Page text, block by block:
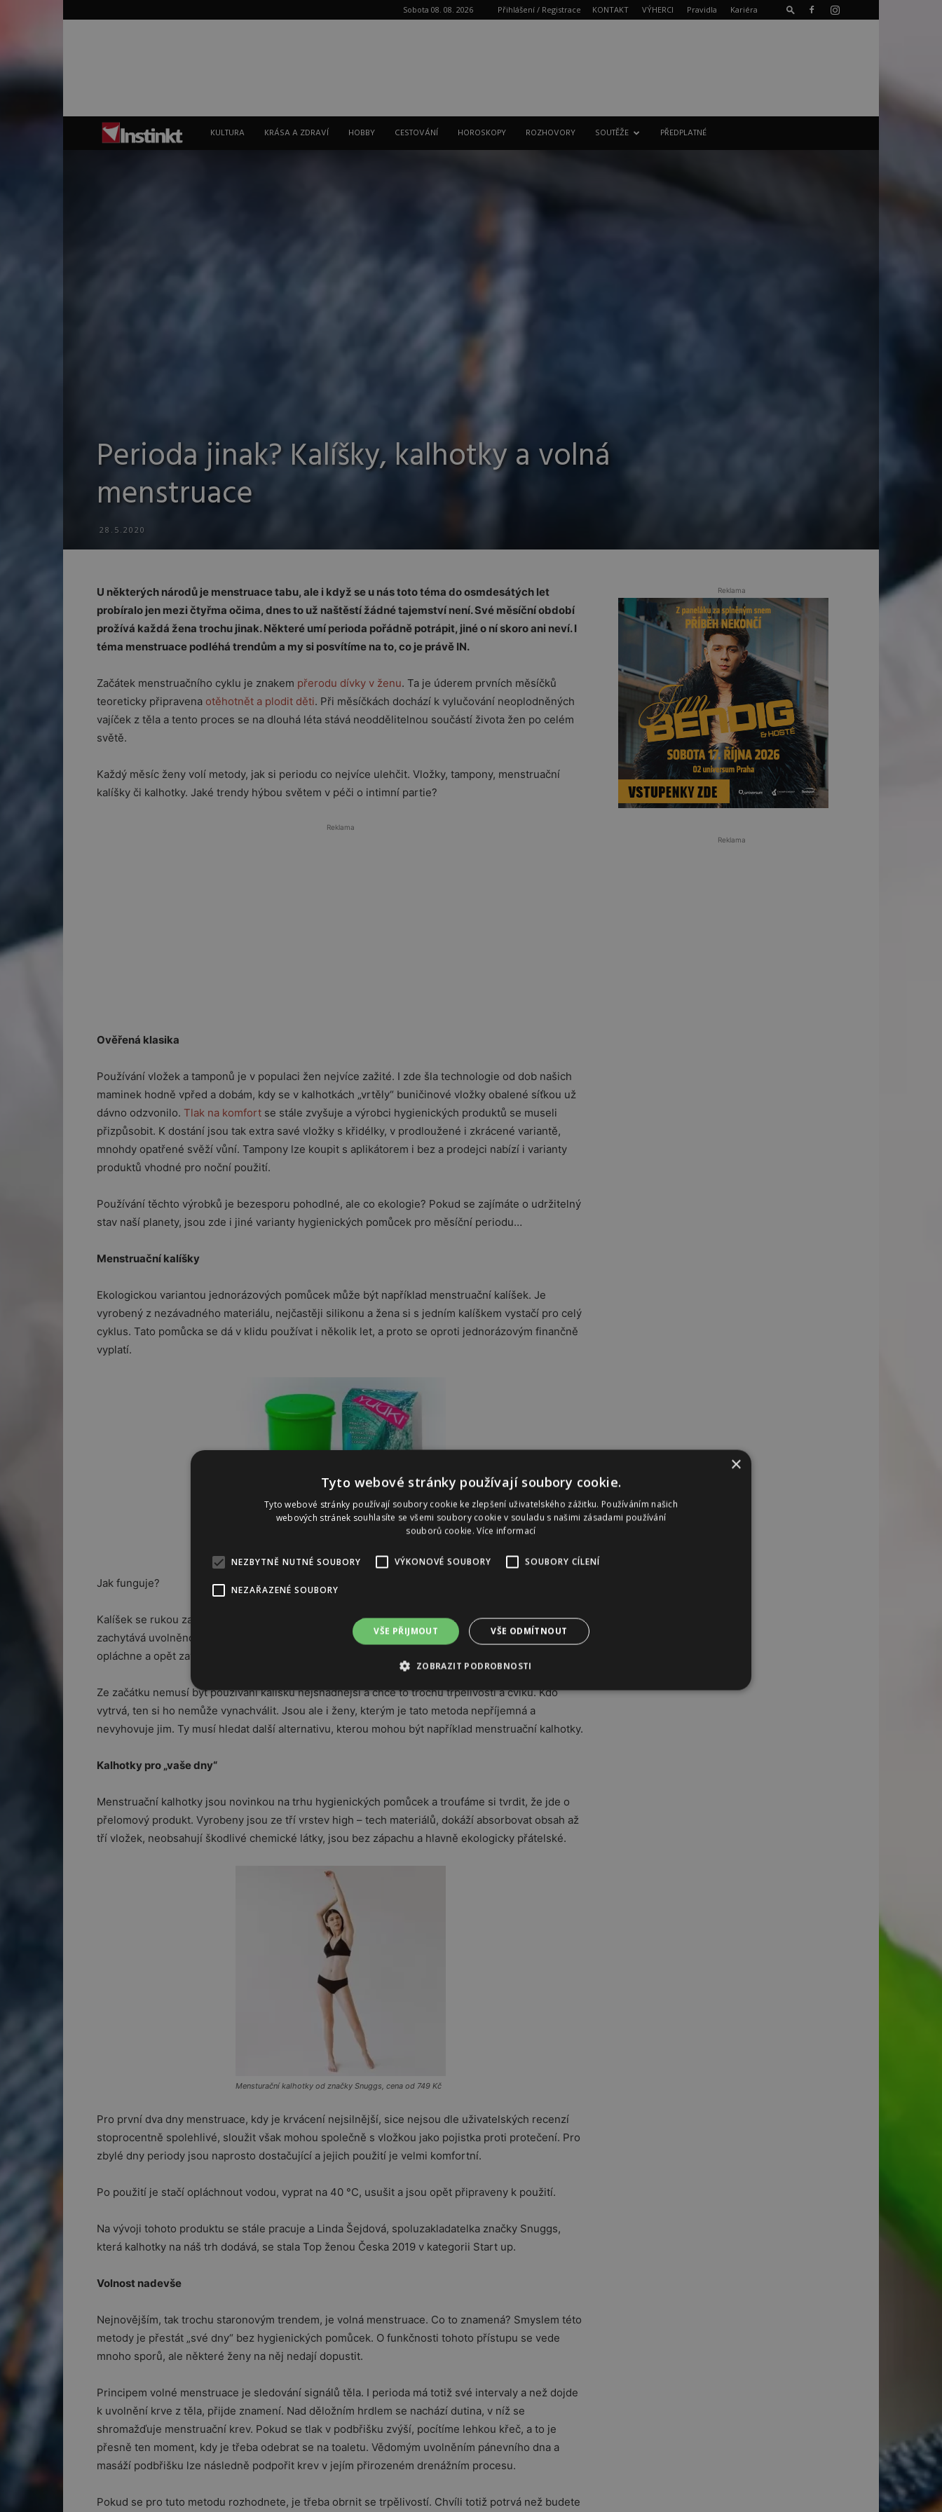
Sobota 08. 08. 2026 Přihlášení / Registrace KONTAKT VÝHERCI Pravidla Kariéra
Instinkt
KULTURA KRÁSA A ZDRAVÍ HOBBY CESTOVÁNÍ HOROSKOPY ROZHOVORY SOUTĚŽE PŘEDPLATNÉ
Perioda jinak? Kalíšky, kalhotky a volná
menstruace
28.5.2020
U některých národů je menstruace tabu, ale i když se u nás toto téma do osmdesátých let
probíralo jen mezi čtyřma očima, dnes to už naštěstí žádné tajemství není. Své měsíční období
prožívá každá žena trochu jinak. Některé umí perioda pořádně potrápit, jiné o ní skoro ani neví. I
téma menstruace podléhá trendům a my si posvítíme na to, co je právě IN.
Začátek menstruačního cyklu je znakem přerodu dívky v ženu. Ta je úderem prvních měsíčků
teoreticky připravena otěhotnět a plodit děti. Při měsíčkách dochází k vylučování neoplodněných
vajíček z těla a tento proces se na dlouhá léta stává neoddělitelnou součástí života žen po celém
světě.
Každý měsíc ženy volí metody, jak si periodu co nejvíce ulehčit. Vložky, tampony, menstruační
kalíšky či kalhotky. Jaké trendy hýbou světem v péči o intimní partie?
Reklama
Ověřená klasika
Používání vložek a tamponů je v populaci žen nejvíce zažité. I zde šla technologie od dob našich
maminek hodně vpřed a dobám, kdy se v kalhotkách „vrtěly“ buničinové vložky obalené síťkou už
dávno odzvonilo. Tlak na komfort se stále zvyšuje a výrobci hygienických produktů se museli
přizpůsobit. K dostání jsou tak extra savé vložky s křidélky, v prodloužené i zkrácené variantě,
mnohdy opatřené svěží vůní. Tampony lze koupit s aplikátorem i bez a prodejci nabízí i varianty
produktů vhodné pro noční použití.
Používání těchto výrobků je bezesporu pohodlné, ale co ekologie? Pokud se zajímáte o udržitelný
stav naší planety, jsou zde i jiné varianty hygienických pomůcek pro měsíční periodu…
Menstruační kalíšky
Ekologickou variantou jednorázových pomůcek může být například menstruační kalíšek. Je
vyrobený z nezávadného materiálu, nejčastěji silikonu a žena si s jedním kalíškem vystačí pro celý
cyklus. Tato pomůcka se dá v klidu používat i několik let, a proto se oproti jednorázovým finančně
vyplatí.
Jak funguje?
Kalíšek se rukou zavádí do pochvy, kde se na principu podtlaku přisaje na okolní sliznice a
zachytává uvolněnou krev. Po určitém čase se za pomoci stopky, kterou má v dolní části, vyjme,
opláchne a opět zavede.
Ze začátku nemusí být používání kalíšku nejsnadnější a chce to trochu trpělivosti a cviku. Kdo
vytrvá, ten si ho nemůže vynachválit. Jsou ale i ženy, kterým je tato metoda nepříjemná a
nevyhovuje jim. Ty musí hledat další alternativu, kterou mohou být například menstruační kalhotky.
Kalhotky pro „vaše dny“
Menstruační kalhotky jsou novinkou na trhu hygienických pomůcek a troufáme si tvrdit, že jde o
přelomový produkt. Vyrobeny jsou ze tří vrstev high – tech materiálů, dokáží absorbovat obsah až
tří vložek, neobsahují škodlivé chemické látky, jsou bez zápachu a hlavně ekologicky přátelské.
Mensturační kalhotky od značky Snuggs, cena od 749 Kč
Pro první dva dny menstruace, kdy je krvácení nejsilnější, sice nejsou dle uživatelských recenzí
stoprocentně spolehlivé, sloužit však mohou společně s vložkou jako pojistka proti protečení. Pro
zbylé dny periody jsou naprosto dostačující a jejich použití je velmi komfortní.
Po použití je stačí opláchnout vodou, vyprat na 40 °C, usušit a jsou opět připraveny k použití.
Na vývoji tohoto produktu se stále pracuje a Linda Šejdová, spoluzakladatelka značky Snuggs,
která kalhotky na náš trh dodává, se stala Top ženou Česka 2019 v kategorii Start up.
Volnost nadevše
Nejnovějším, tak trochu staronovým trendem, je volná menstruace. Co to znamená? Smyslem této
metody je přestát „své dny“ bez hygienických pomůcek. O funkčnosti tohoto přístupu se vede
mnoho sporů, ale některé ženy na něj nedají dopustit.
Principem volné menstruace je sledování signálů těla. I perioda má totiž své intervaly a než dojde
k uvolnění krve z těla, přijde znamení. Nad děložním hrdlem se nachází dutina, v níž se
shromažďuje menstruační krev. Pokud se tlak v podbřišku zvýší, pocítíme lehkou křeč, a to je
přesně ten moment, kdy je třeba odebrat se na toaletu. Vědomým uvolněním pánevního dna a
masáží podbřišku lze následně podpořit krev v jejím přirozeném drenážním procesu.
Pokud se pro tuto metodu rozhodnete, je třeba obrnit se trpělivostí. Chvíli totiž potrvá než budete
Reklama
Reklama
×
Tyto webové stránky používají soubory cookie.
Tyto webové stránky používají soubory cookie ke zlepšení uživatelského zážitku. Používáním našich
webových stránek souhlasíte se všemi soubory cookie v souladu s našimi zásadami používání
souborů cookie.Více informací
NEZBYTNĚ NUTNÉ SOUBORY VÝKONOVÉ SOUBORY SOUBORY CÍLENÍ
NEZAŘAZENÉ SOUBORY
VŠE PŘIJMOUT VŠE ODMÍTNOUT
ZOBRAZIT PODROBNOSTI